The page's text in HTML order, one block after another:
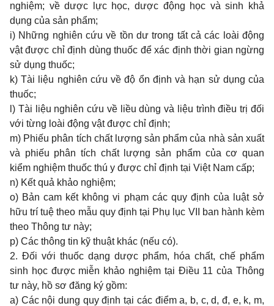
nghiệm; về dược lực học, dược động học và sinh khả
dụng của sản phẩm;
i) Những nghiên cứu về tồn dư trong tất cả các loài động
vật được chỉ định dùng thuốc để xác định thời gian ngừng
sử dụng thuốc;
k) Tài liệu nghiên cứu về độ ổn định và hạn sử dụng của
thuốc;
l) Tài liệu nghiên cứu về liều dùng và liệu trình điều trị đối
với từng loài động vật được chỉ định;
m) Phiếu phân tích chất lượng sản phẩm của nhà sản xuất
và phiếu phân tích chất lượng sản phẩm của cơ quan
kiểm nghiệm thuốc thú y được chỉ định tại Việt Nam cấp;
n) Kết quả khảo nghiệm;
o) Bản cam kết không vi phạm các quy định của luật sở
hữu trí tuệ theo mẫu quy định tại Phụ lục VII
ban hành kèm
theo Thông tư này;
p) Các thông tin kỹ thuật khác (nếu có).
2. Đối với thuốc dạng dược phẩm, hóa chất, chế phẩm
sinh học được miễn khảo nghiệm tại Điều 11 của Thông
tư này, hồ sơ đăng ký gồm:
a) Các nội dung quy định tại các điểm a, b, c, d, đ, e, k, m,